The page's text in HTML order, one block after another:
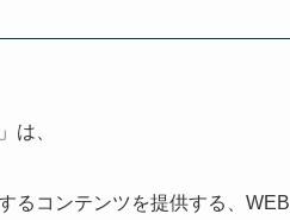
は、
コンテンツを提供する、WEB